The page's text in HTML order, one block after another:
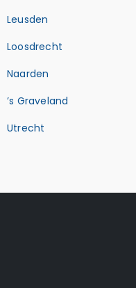
Leusden
Loosdrecht
Naarden
’s Graveland
Utrecht